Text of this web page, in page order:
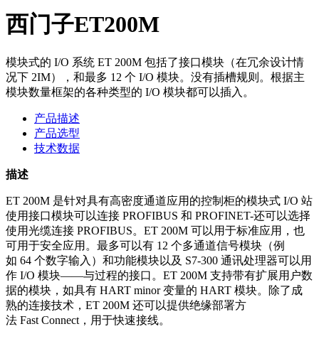
西门子ET200M
模块式的 I/O 系统 ET 200M 包括了接口模块（在冗余设计情
况下 2IM），和最多 12 个 I/O 模块。没有插槽规则。根据主
模块数量框架的各种类型的 I/O 模块都可以插入。
产品描述
产品选型
技术数据
描述
ET 200M 是针对具有高密度通道应用的控制柜的模块式 I/O 站
使用接口模块可以连接 PROFIBUS 和 PROFINET-还可以选择
使用光缆连接 PROFIBUS。ET 200M 可以用于标准应用，也
可用于安全应用。最多可以有 12 个多通道信号模块（例
如 64 个数字输入）和功能模块以及 S7-300 通讯处理器可以用
作 I/O 模块——与过程的接口。ET 200M 支持带有扩展用户数
据的模块，如具有 HART minor 变量的 HART 模块。除了成
熟的连接技术，ET 200M 还可以提供绝缘部署方
法 Fast Connect，用于快速接线。